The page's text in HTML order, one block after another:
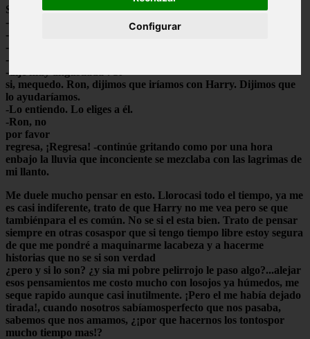
Configurar
Se giró hacia mí:
-¿Que vas a hacer?
-¿A que te refieres?
-¿Te quedas, o qué?
-Yo
-dije muy angustiada-. Si
si, mequedo. Ron, dijimos que iríamos con Harry. Dijimos que
lo ayudaríamos.
-Lo entiendo. Lo eliges a él.
-Ron, no
por favor
regresa, ¡Regresa! -continúe gritando como por una hora
enbajo la lluvia que inconciente se mezclaba con las lagrimas de
mi llanto.
Me duele mucho pensar en esto. Llorocasi todo el tiempo, ya me
es casi indiferente, trato de que Harry no me vea pero se que
tambiénpara el es común. No se si el esta bien. Trato de pensar
siempre en otras cosaspor que si tengo tiempo libre estoy segura
de que me pondré a maquinarme lacabeza y a hacerme
historias que no se si son verdad
¿pero y si lo son? ¿y sia mi pobre pelirrojo le paso algo?...alejar
esos pensamientos me costo mucho con losojos ya húmedos, me
seque rapido aunque casi inutilmente. ¡Pero el me había dejado
tirada!, cuando nosotros sabíamosperfecto que nos pasaba,
sabemos que nos amamos, ¿¡por que hacernos los tontospor
mucho tiempo mas!?